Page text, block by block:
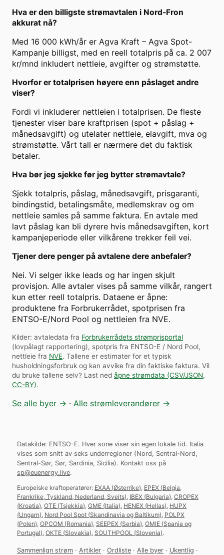
Hva er den billigste strømavtalen i Nord-Fron
akkurat nå?
Med 16 000 kWh/år er Agva Kraft – Agva Spot-
Kampanje billigst, med en reell totalpris på ca. 2 007
kr/mnd inkludert nettleie, avgifter og strømstøtte.
Hvorfor er totalprisen høyere enn påslaget andre
viser?
Fordi vi inkluderer nettleien i totalprisen. De fleste
tjenester viser bare kraftprisen (spot + påslag +
månedsavgift) og utelater nettleie, elavgift, mva og
strømstøtte. Vårt tall er nærmere det du faktisk
betaler.
Hva bør jeg sjekke før jeg bytter strømavtale?
Sjekk totalpris, påslag, månedsavgift, prisgaranti,
bindingstid, betalingsmåte, medlemskrav og om
nettleie samles på samme faktura. En avtale med
lavt påslag kan bli dyrere hvis månedsavgiften, kort
kampanjeperiode eller vilkårene trekker feil vei.
Tjener dere penger på avtalene dere anbefaler?
Nei. Vi selger ikke leads og har ingen skjult
provisjon. Alle avtaler vises på samme vilkår, rangert
kun etter reell totalpris. Dataene er åpne:
produktene fra Forbrukerrådet, spotprisen fra
ENTSO-E/Nord Pool og nettleien fra NVE.
Kilder: avtaledata fra Forbrukerrådets strømprisportal
(lovpålagt rapportering), spotpris fra ENTSO-E / Nord Pool,
nettleie fra NVE. Tallene er estimater for et typisk
husholdningsforbruk og kan avvike fra din faktiske faktura. Vil
du bruke tallene selv? Last ned åpne strømdata (CSV/JSON,
CC-BY).
Se alle byer → · Alle strømleverandører →
Datakilde: ENTSO-E. Hver sone viser sin egen lokale tid. Italia
vises som snitt av seks underregioner (Nord, Sentral-Nord,
Sentral-Sør, Sør, Sardinia, Sicilia). Kontakt oss på
sp@euenergy.live.
Europeiske kraftoperatører: EXAA (Østerrike), EPEX (Belgia,
Frankrike, Tyskland, Nederland, Sveits), IBEX (Bulgaria), CROPEX
(Kroatia), OTE (Tsjekkia), GME (Italia), HENEX (Hellas), HUPX
(Ungarn), Nord Pool Spot (Skandinavia og Baltikum), POLPX
(Polen), OPCOM (Romania), SEEPEX (Serbia), OMIE (Spania og
Portugal), OKTE (Slovakia), SOUTHPOOL (Slovenia).
Sammenlign strøm · Artikler · Ordliste · Alle byer · Ukentlig ·